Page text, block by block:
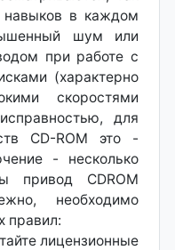
навыков в каждом
шум или
при работе с
(характерно
скоростями
для
CD-ROM это -
- несколько
привод CDROM
необходимо
правил:
лицензионные